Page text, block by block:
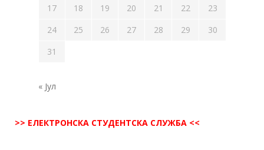
17
18 19 20 21 22
23
24
25 26 27 28 29
30
31
« Јул
>> ЕЛЕКТРОНСКА СТУДЕНТСКА СЛУЖБА <<